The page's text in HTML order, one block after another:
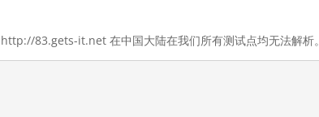
83.gets-it.net 在中国大陆在我们所有测试点均无法解析。